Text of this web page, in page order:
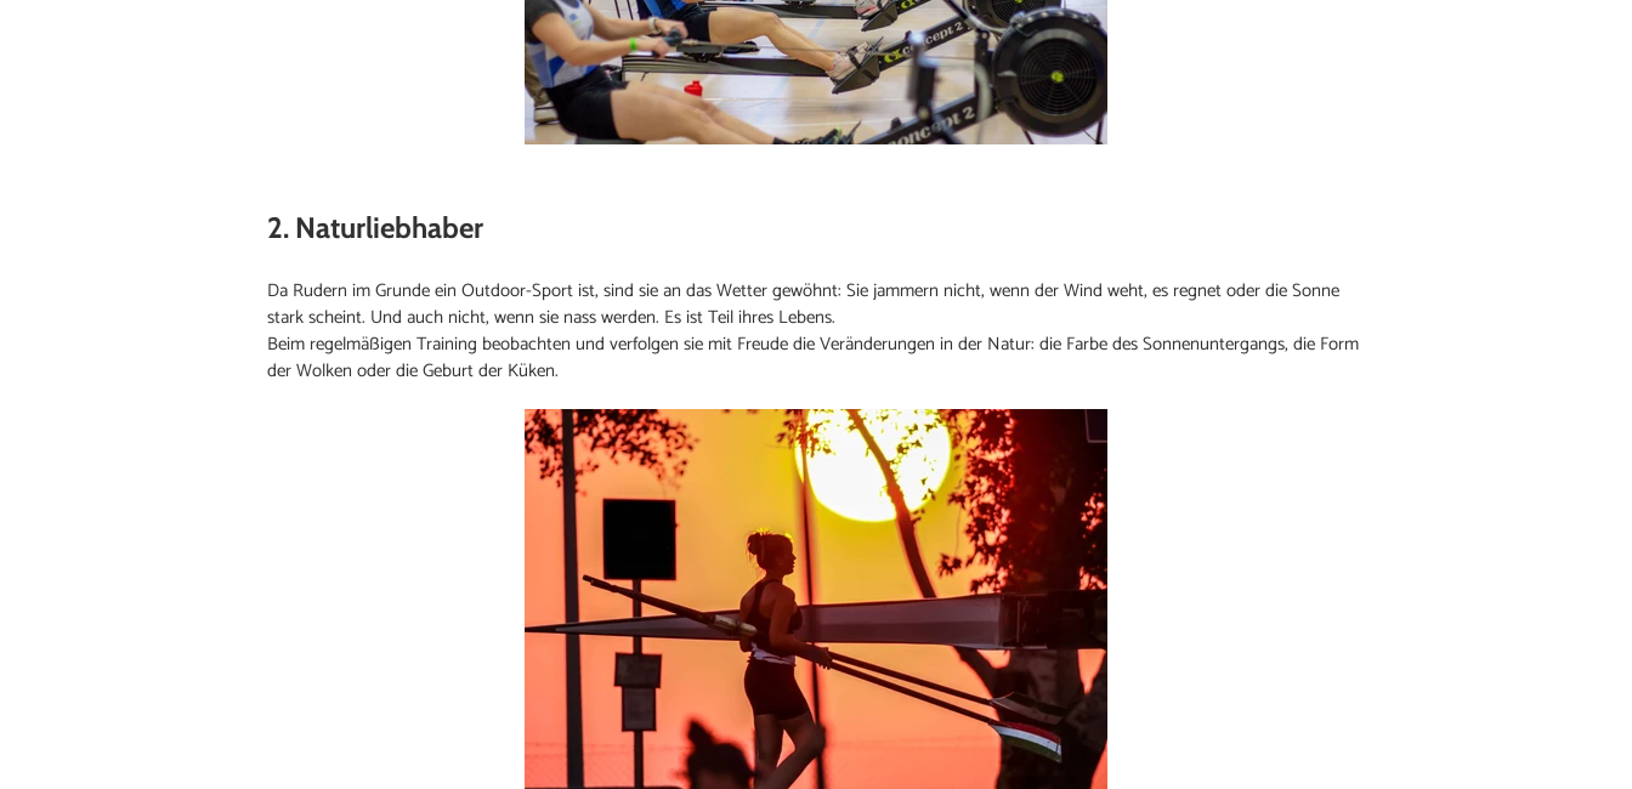
2. Naturliebhaber
Da Rudern im Grunde ein Outdoor-Sport ist, sind sie an das Wetter gewöhnt: Sie jammern nicht, wenn der Wind weht, es regnet oder die Sonne
stark scheint. Und auch nicht, wenn sie nass werden. Es ist Teil ihres Lebens.
Beim regelmäßigen Training beobachten und verfolgen sie mit Freude die Veränderungen in der Natur: die Farbe des Sonnenuntergangs, die Form
der Wolken oder die Geburt der Küken.